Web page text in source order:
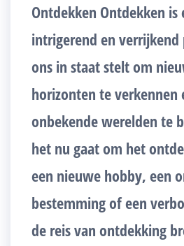
Ontdekken Ontdekken is
intrigerend en verrijkend
ons in staat stelt om
horizonten te verkennen
onbekende werelden te
het nu gaat om het
een nieuwe hobby, een
bestemming of een
de reis van ontdekking